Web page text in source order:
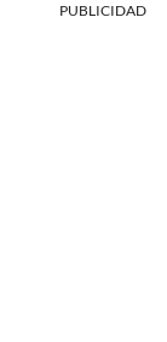
PUBLICIDAD